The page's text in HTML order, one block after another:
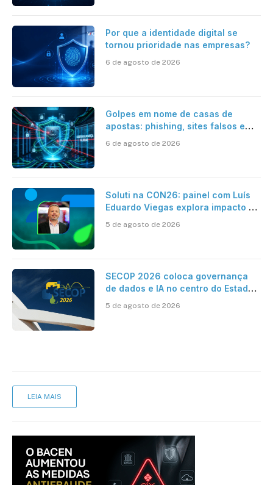
Por que a identidade digital se
tornou prioridade nas empresas?
6 de agosto de 2026
Golpes em nome de casas de
apostas: phishing, sites falsos e
6 de agosto de 2026
Soluti na CON26: painel com Luís
Eduardo Viegas explora impacto de
Contabilidade
5 de agosto de 2026
SECOP 2026 coloca governança
de dados e IA no centro do Estado
5 de agosto de 2026
LEIA MAIS